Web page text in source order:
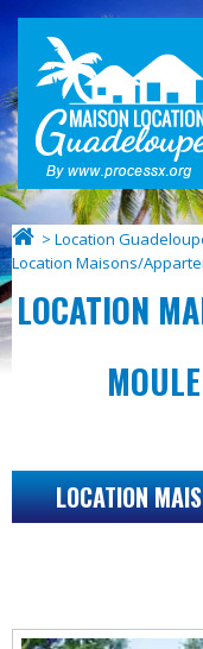
> Location
Location Maisons/
LOCATION
LOCATION